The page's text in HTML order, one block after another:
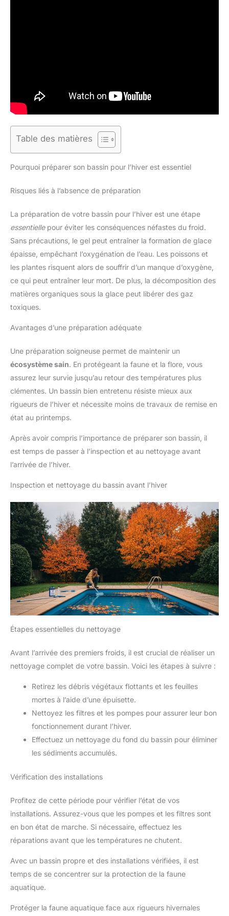
Table des matières
Pourquoi préparer son bassin pour l’hiver est essentiel
Risques liés à l’absence de préparation
La préparation de votre bassin pour l’hiver est une étape
essentiellepour éviter les conséquences néfastes du froid.
Sans précautions, le gel peut entraîner la formation de glace
épaisse, empêchant l’oxygénation de l’eau. Les poissons et
les plantes risquent alors de souffrir d’un manque d’oxygène,
ce qui peut entraîner leur mort. De plus, la décomposition des
matières organiques sous la glace peut libérer des gaz
toxiques.
Avantages d’une préparation adéquate
Une préparation soigneuse permet de maintenir un
écosystème sain. En protégeant la faune et la flore, vous
assurez leur survie jusqu’au retour des températures plus
clémentes. Un bassin bien entretenu résiste mieux aux
rigueurs de l’hiver et nécessite moins de travaux de remise en
état au printemps.
Après avoir compris l’importance de préparer son bassin, il
est temps de passer à l’inspection et au nettoyage avant
l’arrivée de l’hiver.
Inspection et nettoyage du bassin avant l’hiver
Étapes essentielles du nettoyage
Avant l’arrivée des premiers froids, il est crucial de réaliser un
nettoyage complet de votre bassin. Voici les étapes à suivre :
Retirez les débris végétaux flottants et les feuilles
mortes à l’aide d’une épuisette.
Nettoyez les filtres et les pompes pour assurer leur bon
fonctionnement durant l’hiver.
Effectuez un nettoyage du fond du bassin pour éliminer
les sédiments accumulés.
Vérification des installations
Profitez de cette période pour vérifier l’état de vos
installations. Assurez-vous que les pompes et les filtres sont
en bon état de marche. Si nécessaire, effectuez les
réparations avant que les températures ne chutent.
Avec un bassin propre et des installations vérifiées, il est
temps de se concentrer sur la protection de la faune
aquatique.
Protéger la faune aquatique face aux rigueurs hivernales